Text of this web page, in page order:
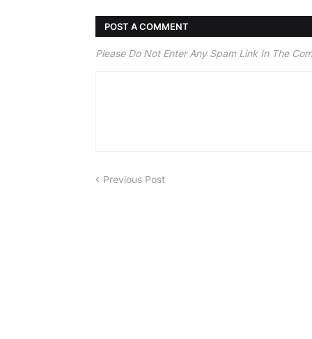
POST A COMMENT
Please Do Not Enter Any Spam Link In The
Previous Post